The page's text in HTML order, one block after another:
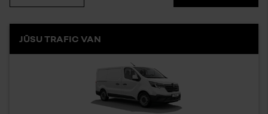
JŪSU TRAFIC VAN